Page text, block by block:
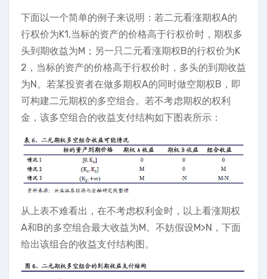
下面以一个简单的例子来说明：若二元看涨期权A的
行权价为K1,当标的资产的价格高于行权价时，期权多
头到期收益为M；另一只二元看涨期权B的行权价为K
2，当标的资产的价格高于行权价时，多头的到期收益
为N。若某投资者在做多期权A的同时做空期权B，即
可构建二元期权的多空组合。若不考虑期权的权利
金，该多空组合的收益支付结构如下图表所示：
从上表不难看出，在不考虑权利金时，以上看涨期权
A和B的多空组合最大收益为M。不妨假设M>N，下面
给出该组合的收益支付结构图。